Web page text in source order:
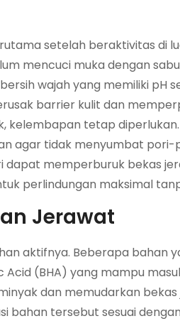
setelah beraktivitas di
mencuci muka dengan
wajah yang memiliki pH
barrier kulit dan
kelembapan tetap
agar tidak menyumbat pori-
dapat memperburuk bekas
perlindungan maksimal
Jerawat
aktifnya. Beberapa bahan
(BHA) yang mampu
dan memudarkan
bahan tersebut sesuai